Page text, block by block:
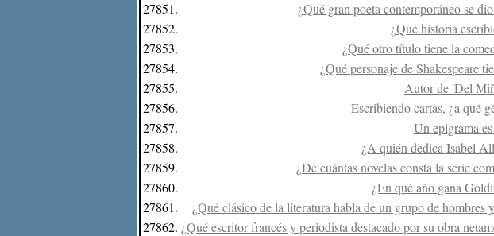
27851.
¿Qué gran poeta contemporáneo se
27852.
¿Qué historia
27853.
¿Qué otro título tiene la
27854.
¿Qué personaje de Shakespeare
27855.
Autor de 'Del
27856.
Escribiendo cartas, ¿a qué
27857.
Un epigrama
27858.
¿A quién dedica Isabel
27859.
¿De cuántas novelas consta la serie
27860.
¿En qué año gana
27861.
¿Qué clásico de la literatura habla de un grupo de hombres
27862. ¿Qué escritor francés y periodista destacado por su obra